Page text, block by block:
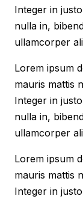
Integer in
nulla in,
ullamcorper
Lorem ipsum
mauris mattis
Integer in
nulla in,
ullamcorper
Lorem ipsum
mauris mattis
Integer in